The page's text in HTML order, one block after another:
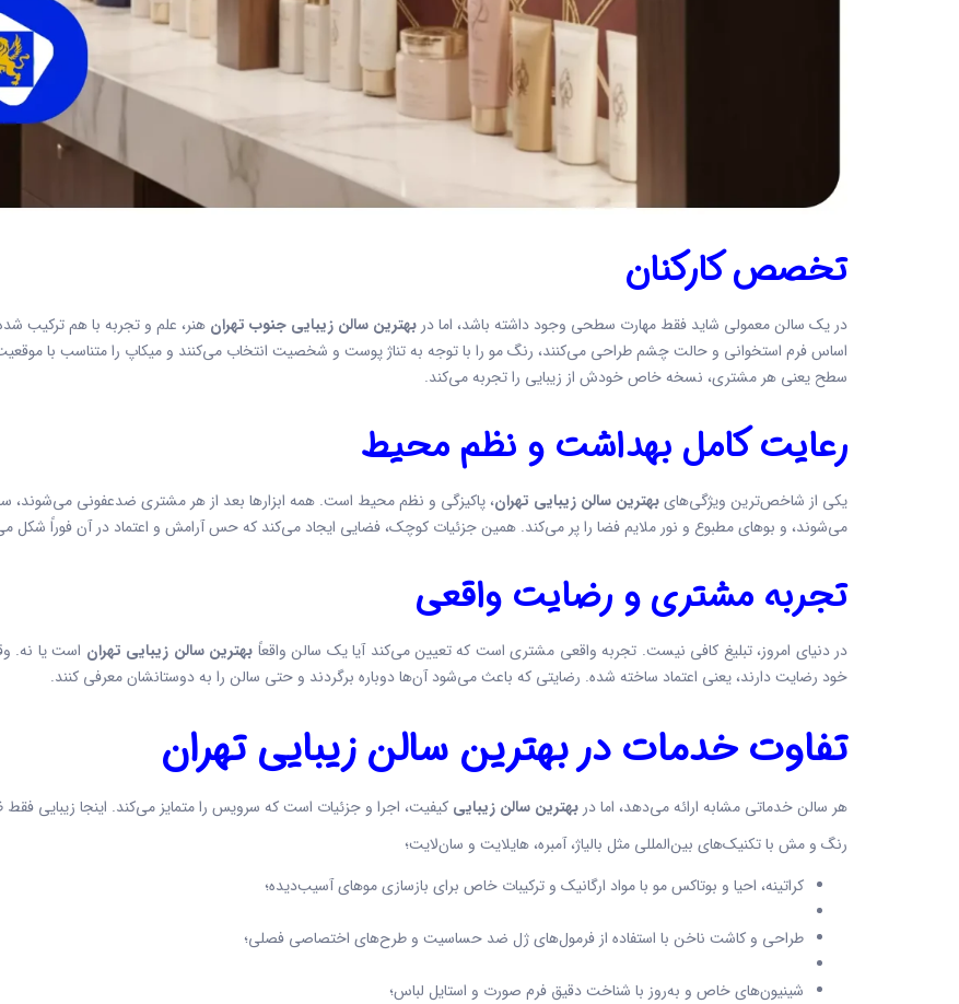
تخصص کارکنان
در یک سالن معمولی شاید فقط مهارت سطحی وجود داشته باشد، اما در بهترین سالن زیبایی جنوب تهران هنر، علم و تجربه با هم ترکیب
اساس فرم استخوانی و حالت چشم طراحی می‌کنند، رنگ مو را با توجه به تناژ پوست و شخصیت انتخاب می‌کنند و میکاپ را متناسب با
سطح یعنی هر مشتری، نسخه خاص خودش از زیبایی را تجربه می‌کند.
رعایت کامل بهداشت و نظم محیط
یکی از شاخص‌ترین ویژگی‌هایبهترین سالن زیبایی تهران، پاکیزگی و نظم محیط است. همه ابزارها بعد از هر مشتری ضدعفونی می‌شوند،
می‌شوند، و بوهای مطبوع و نور ملایم فضا را پر می‌کند. همین جزئیات کوچک، فضایی ایجاد می‌کند که حس آرامش و اعتماد در آن فوراً شکل
تجربه مشتری و رضایت واقعی
در دنیای امروز، تبلیغ کافی نیست. تجربه واقعی مشتری است که تعیین می‌کند آیا یک سالن واقعاً بهترین سالن زیبایی تهران است یا نه.
خود رضایت دارند، یعنی اعتماد ساخته شده. رضایتی که باعث می‌شود آن‌ها دوباره برگردند و حتی سالن را به دوستانشان معرفی کنند.
تفاوت خدمات دربهترین سالن زیبایی تهران
هر سالن خدماتی مشابه ارائه می‌دهد، اما در بهترین سالن زیبایی کیفیت، اجرا و جزئیات است که سرویس را متمایز می‌کند. اینجا زیبایی
رنگ و مش با تکنیک‌های بین‌المللی مثل بالیاژ، آمبره، هایلایت و سان‌لایت؛
کراتینه، احیا و بوتاکس مو با مواد ارگانیک و ترکیبات خاص برای بازسازی موهای آسیب‌دیده؛
طراحی و کاشت ناخن با استفاده از فرمول‌های ژل ضد حساسیت و طرح‌های اختصاصی فصلی؛
شینیون‌های خاص و به‌روز با شناخت دقیق فرم صورت و استایل لباس؛